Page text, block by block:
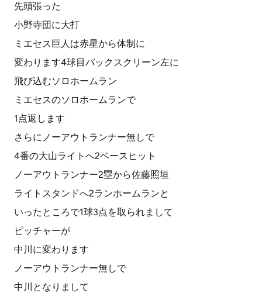
先頭張った
小野寺団に大打
ミエセス巨人は赤星から体制に
変わります4球目バックスクリーン左に
飛び込むソロホームラン
ミエセスのソロホームランで
1点返します
さらにノーアウトランナー無しで
4番の大山ライトへ2ベースヒット
ノーアウトランナー2塁から佐藤照垣
ライトスタンドへ2ランホームランと
いったところで1球3点を取られまして
ピッチャーが
中川に変わります
ノーアウトランナー無しで
中川となりまして